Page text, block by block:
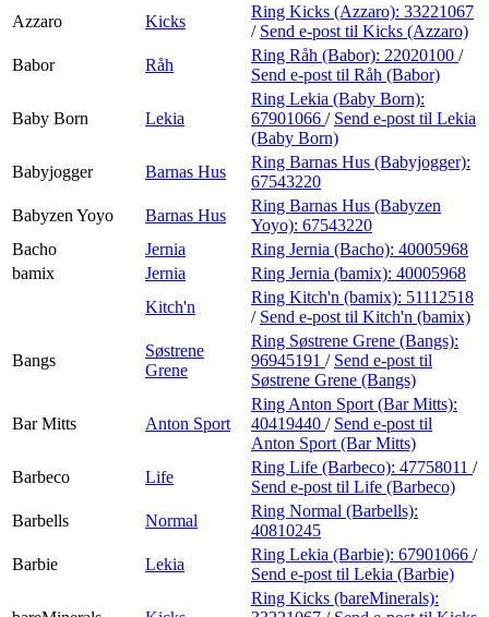
Azzaro
Kicks
Ring Kicks (Azzaro): 33221067
/ Send e-post til Kicks (Azzaro)
Babor
Råh
Ring Råh (Babor): 22020100 /
Send e-post til Råh (Babor)
Baby Born Lekia
Ring Lekia (Baby Born):
67901066 / Send e-post til Lekia
(Baby Born)
Babyjogger
Barnas Hus
Ring Barnas Hus (Babyjogger):
67543220
Babyzen Yoyo
Barnas Hus
Ring Barnas Hus (Babyzen
Yoyo): 67543220
Bacho
Jernia Ring Jernia (Bacho): 40005968
bamix
Jernia Ring Jernia (bamix): 40005968
Kitch'n
Ring Kitch'n (bamix): 51112518
/ Send e-post til Kitch'n (bamix)
Bangs
Søstrene
Grene
Ring Søstrene Grene (Bangs):
96945191 / Send e-post til
Søstrene Grene (Bangs)
Bar Mitts Anton Sport
Ring Anton Sport (Bar Mitts):
40419440 / Send e-post til
Anton Sport (Bar Mitts)
Barbeco
Life
Ring Life (Barbeco): 47758011 /
Send e-post til Life (Barbeco)
Barbells
Normal
Ring Normal (Barbells):
40810245
Barbie
Lekia
Ring Lekia (Barbie): 67901066 /
Send e-post til Lekia (Barbie)
Ring Kicks (bareMinerals):